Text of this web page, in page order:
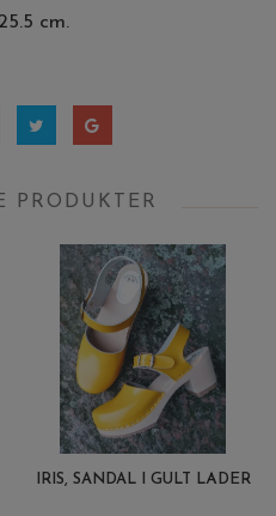
cm.
PRODUKTER
IRIS, SANDAL I GULT LÄDER